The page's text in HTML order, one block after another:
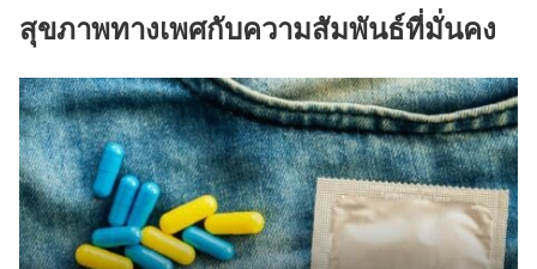
สุขภาพทางเพศกับความสัมพันธ์ที่มั่นคง